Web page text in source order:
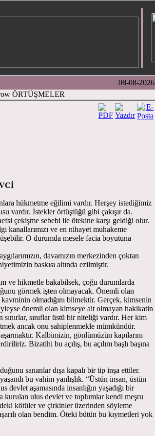
08-08-2026
ÖRTÜŞMELER
hükmetme eğilimi vardır. Herşey istediğimiz
vardır. İstekler örtüştüğü gibi çakışır da.
çekişme sebebi ile ötekine karşı geldiği olur.
kanallarımızı ve en nihayet muhakeme
O durumda mesele facia boyutuna
davamızın merkezinden çoktan
baskısı altında ezilmiştir.
ve hikmetle bakabilsek, çoğu durumlarda
görmek işten olmayacak. Önemli olan
olmadığını bilmektir. Gerçek, kimsenin
önemli olan kimseye ait olmayan hakikatin
sınıflar üstü bir niteliği vardır. Her kim
ancak onu sahiplenmekle mümkündür.
Kalbimizin, gönlümüzün kapılarını
Bizatihi bu açılış, bu açılım başlı başına
sananlar dışa kapalı bir tip inşa ettiler.
bu vahim yanlışlık. “Üstün insan, üstün
devlet aşamasında insanlığın yaşadığı bir
kurulan ulus devlet ve toplumlar kendi meşru
kötüler ve çirkinler üzerinden söyleme
olan bendim. Öteki bütün bu kıymetleri yok